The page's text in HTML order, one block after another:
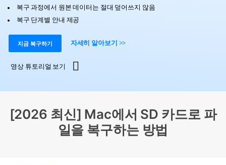
플랜 및 가격
도움말 센터
폴 툴킷 보기 >
더 보기
닥터폰 하이라이트 살펴보기
사용 방법은 무엇입니까?
리소스
공식 설치 파일 및 최신 버전 업데이트를 제공
리소스 허브
🔓️온라인 잠금 해제
iOS26 다운그레이드
복구 과정에서 원본 데이터는 절대 덮어쓰지 않음
복구 단계별 안내 제공
지금 복구하기 자세히 알아보기 >>
영상 튜토리얼 보기
[2026 최신] Mac에서 SD 카드로 파
일을 복구하는 방법